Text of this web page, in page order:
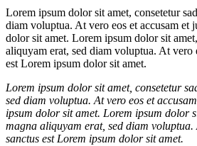
Lorem ipsum dolor sit amet, consetetur
diam voluptua. At vero eos et accusam et
dolor sit amet. Lorem ipsum dolor sit
aliquyam erat, sed diam voluptua. At vero
est Lorem ipsum dolor sit amet.
Lorem ipsum dolor sit amet, consetetur
sed diam voluptua. At vero eos et
ipsum dolor sit amet. Lorem ipsum dolor
magna aliquyam erat, sed diam voluptua.
sanctus est Lorem ipsum dolor sit amet.